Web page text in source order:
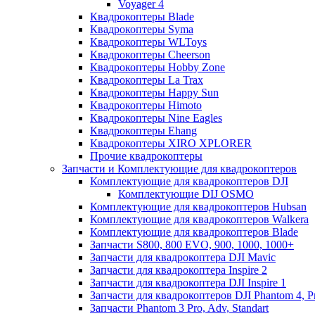
Voyager 4
Квадрокоптеры Blade
Квадрокоптеры Syma
Квадрокоптеры WLToys
Квадрокоптеры Cheerson
Квадрокоптеры Hobby Zone
Квадрокоптеры La Trax
Квадрокоптеры Happy Sun
Квадрокоптеры Himoto
Квадрокоптеры Nine Eagles
Квадрокоптеры Ehang
Квадрокоптеры XIRO XPLORER
Прочие квадрокоптеры
Запчасти и Комплектующие для квадрокоптеров
Комплектующие для квадрокоптеров DJI
Комплектующие DIJ OSMO
Комплектующие для квадрокоптеров Hubsan
Комплектующие для квадрокоптеров Walkera
Комплектующие для квадрокоптеров Blade
Запчасти S800, 800 EVO, 900, 1000, 1000+
Запчасти для квадрокоптера DJI Mavic
Запчасти для квадрокоптера Inspire 2
Запчасти для квадрокоптера DJI Inspire 1
Запчасти для квадрокоптеров DJI Phantom 4,
Запчасти Phantom 3 Pro, Adv, Standart